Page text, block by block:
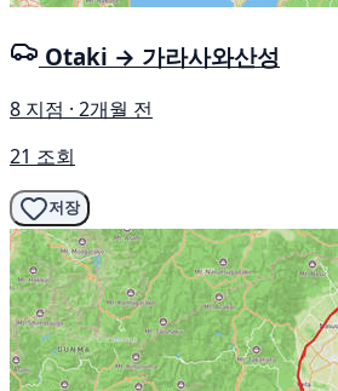
Otaki → 가라사와산성
8 지점 · 2개월 전
21 조회
저장